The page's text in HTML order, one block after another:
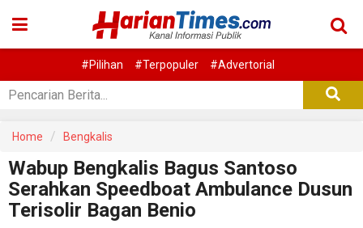
#Pilihan #Terpopuler #Advertorial
Home Bengkalis
Wabup Bengkalis Bagus Santoso
Serahkan Speedboat Ambulance Dusun
Terisolir Bagan Benio